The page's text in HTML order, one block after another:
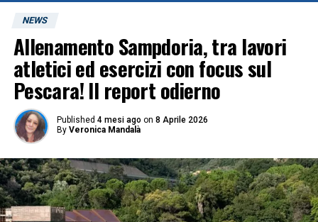
NEWS
Allenamento Sampdoria, tra lavori
atletici ed esercizi con focus sul
Pescara! Il report odierno
Published 4 mesi ago on 8 Aprile 2026
By Veronica Mandalà